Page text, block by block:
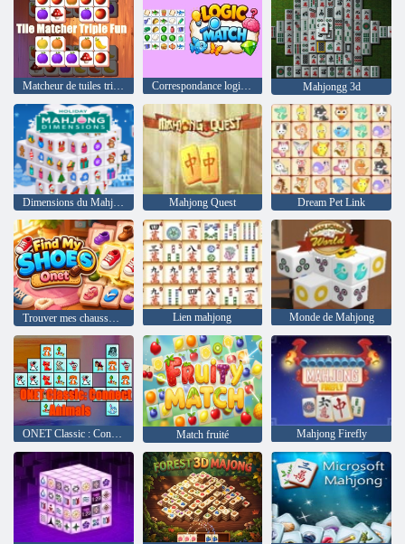
Correspondance logique Mahjongg 3d
Mahjong Quest Dream Pet Link
Trouver mes chaussures Lien mahjong Monde de Mahjong
ONET Classic : Connecter les animaux Match fruité Mahjong Firefly